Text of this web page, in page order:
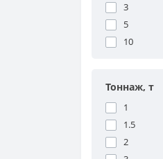
3
5
10
Тоннаж, т
1
1.5
2